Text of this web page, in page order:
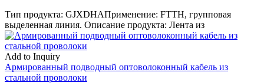
Тип продукта: GJXDHAПрименение: FTTH, групповая
выделенная линия. Описание продукта: Лента из
Add to Inquiry
Армированный подводный оптоволоконный кабель из
стальной проволоки